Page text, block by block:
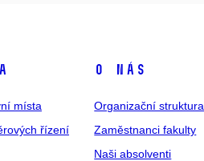
místa
řízení
O nás
Organizační struktura
Zaměstnanci fakulty
Naši absolventi